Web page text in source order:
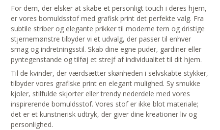
For dem, der elsker at skabe et personligt touch i deres hjem,
er vores bomuldsstof med grafisk print det perfekte valg. Fra
subtile striber og elegante prikker til moderne tern og dristige
stjernemønstre tilbyder vi et udvalg, der passer til enhver
smag og indretningsstil. Skab dine egne puder, gardiner eller
pyntegenstande og tilføj et strejf af individualitet til dit hjem.
Til de kvinder, der værdsætter skønheden i selvskabte stykker,
tilbyder vores grafiske print en elegant mulighed. Sy smukke
kjoler, stilfulde skjorter eller trendy nederdele med vores
inspirerende bomuldsstof. Vores stof er ikke blot materiale;
det er et kunstnerisk udtryk, der giver dine kreationer liv og
personlighed.